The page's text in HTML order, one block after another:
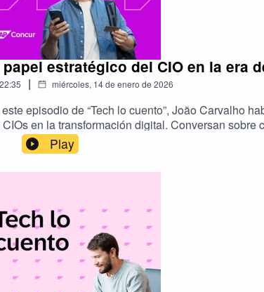
papel estratégico del CIO en la era
22:35 | miércoles, 14 de enero de 2026
episodio de “Tech lo cuento”, João Carvalho
CIOs en la transformación digital. Conversan
tecnológica. Mario también comparte su
liderar con éxito en un entorno tecnológico en
Play